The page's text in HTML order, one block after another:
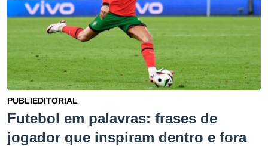
PUBLIEDITORIAL
Futebol em palavras: frases de
jogador que inspiram dentro e fora